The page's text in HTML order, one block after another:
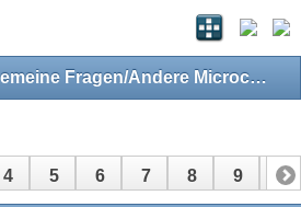
Microcontroller allgemeine Fragen/Andere Microcontroller
4 5 6 7 8 9 10